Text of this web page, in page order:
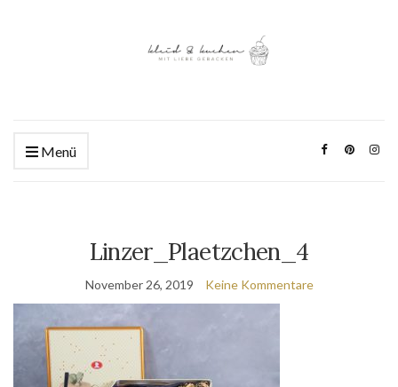
Menü
Linzer_Plaetzchen_4
November 26, 2019 Keine Kommentare